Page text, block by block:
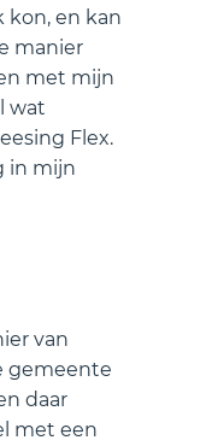
kon, en kan
manier
met mijn
wat
Flex.
in mijn
van
gemeente
daar
met een